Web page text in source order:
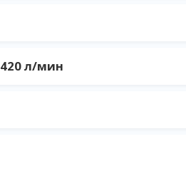
420 л/мин